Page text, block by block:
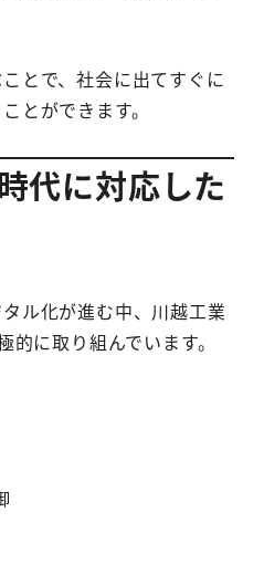
とで、社会に出てすぐに
とができます。
代に対応した
ル化が進む中、川越工業
に取り組んでいます。